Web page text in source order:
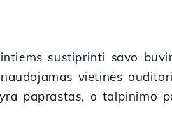
sustiprinti savo
vietinės
paprastas, o talpinimo